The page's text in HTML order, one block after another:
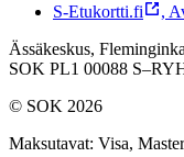
S-Etukortti.fi
,
Ässäkeskus,
SOK PL1 00088
© SOK 2026
Maksutavat: Visa,